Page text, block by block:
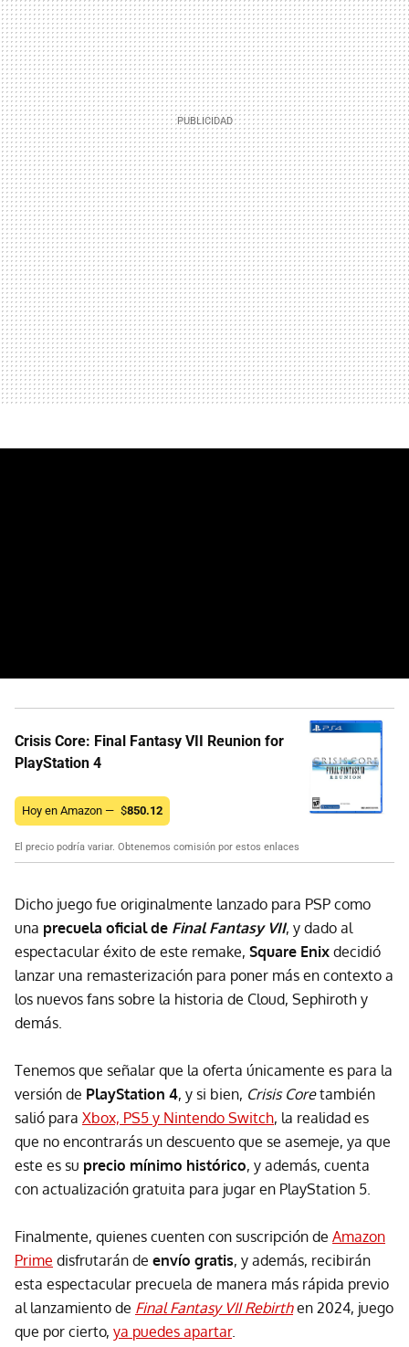
Crisis Core: Final Fantasy VII Reunion for
PlayStation 4
Hoy en Amazon — $850.12
El precio podría variar. Obtenemos comisión por estos enlaces
Dicho juego fue originalmente lanzado para PSP como
una precuela oficial de Final Fantasy VII, y dado al
espectacular éxito de este remake, Square Enix decidió
lanzar una remasterización para poner más en contexto a
los nuevos fans sobre la historia de Cloud, Sephiroth y
demás.
Tenemos que señalar que la oferta únicamente es para la
versión de PlayStation 4, y si bien, Crisis Coretambién
salió para Xbox, PS5 y Nintendo Switch, la realidad es
que no encontrarás un descuento que se asemeje, ya que
este es su precio mínimo histórico, y además, cuenta
con actualización gratuita para jugar en PlayStation 5.
Finalmente, quienes cuenten con suscripción de Amazon
Prime disfrutarán de envío gratis, y además, recibirán
esta espectacular precuela de manera más rápida previo
al lanzamiento de Final Fantasy VII Rebirth en 2024, juego
que por cierto, ya puedes apartar.